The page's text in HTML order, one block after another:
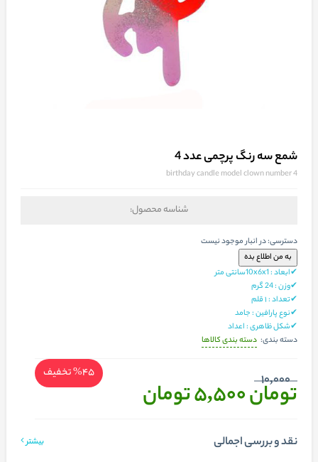
شمع سه رنگ پرچمی عدد 4
birthday candle model clown number 4
شناسه محصول:
دسترسی:در انبار موجود نیست
✔ابعاد : 10x6x1سانتی متر
✔وزن : 24 گرم
✔تعداد : ۱ قلم
✔نوع پارافین : جامد
✔شکل ظاهری : اعداد
دسته بندی: دسته بندی کالاها
10,000
تومان 5,500 تومان
%45تخفیف
نقد و بررسی اجمالی بیشتر